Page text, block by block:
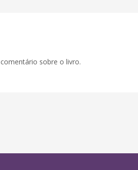
sobre o livro.